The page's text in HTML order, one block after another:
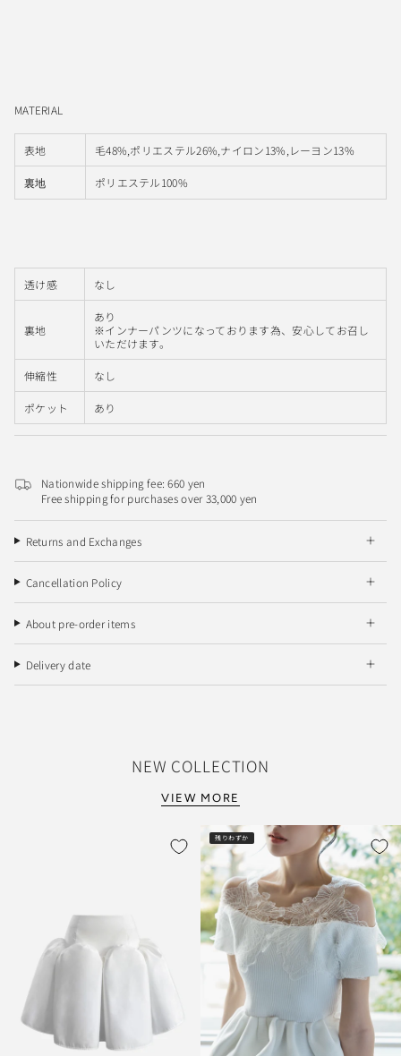
MATERIAL
表地 毛48%,ポリエステル26%,ナイロン13%,レーヨン13%
裏地 ポリエステル100%
透け感 なし
裏地
あり
※インナーパンツになっております為、安心してお召し
いただけます。
伸縮性 なし
ポケット あり
Nationwide shipping fee: 660 yen
Free shipping for purchases over 33,000 yen
Returns and Exchanges
Cancellation Policy
About pre-order items
Delivery date
NEW COLLECTION
VIEW MORE
残りわずか